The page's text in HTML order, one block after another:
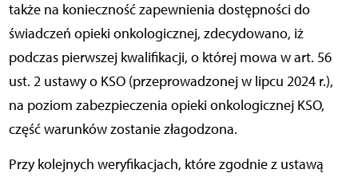
także na konieczność zapewnienia dostępności do
świadczeń opieki onkologicznej, zdecydowano, iż
podczas pierwszej kwalifikacji, o której mowa w art. 56
ust. 2 ustawy o KSO (przeprowadzonej w lipcu 2024 r.),
na poziom zabezpieczenia opieki onkologicznej KSO,
część warunków zostanie złagodzona.
Przy kolejnych weryfikacjach, które zgodnie z ustawą